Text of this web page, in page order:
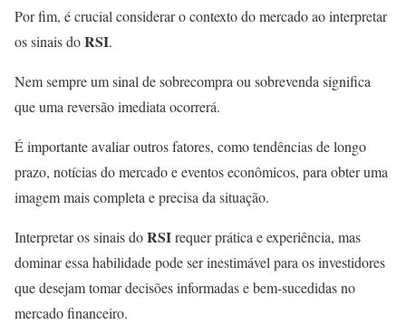
Por fim, é crucial considerar o contexto do mercado ao interpretar
os sinais doRSI.
Nem sempre um sinal de sobrecompra ou sobrevenda significa
que uma reversão imediata ocorrerá.
É importante avaliar outros fatores, como tendências de longo
prazo, notícias do mercado e eventos econômicos, para obter uma
imagem mais completa e precisa da situação.
Interpretar os sinais doRSIrequer prática e experiência, mas
dominar essa habilidade pode ser inestimável para os investidores
que desejam tomar decisões informadas e bem-sucedidas no
mercado financeiro.